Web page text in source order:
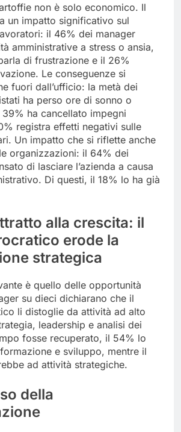
non è solo economico. Il
un impatto significativo sul
il 46% dei manager
amministrative a stress o ansia,
di frustrazione e il 26%
Le conseguenze si
fuori dall’ufficio: la metà dei
ha perso ore di sonno o
ha cancellato impegni
registra effetti negativi sulle
Un impatto che si riflette anche
organizzazioni: il 64% dei
di lasciare l’azienda a causa
Di questi, il 18% lo ha già
alla crescita: il
erode la
strategica
è quello delle opportunità
su dieci dichiarano che il
li distoglie da attività ad alto
leadership e analisi dei
fosse recuperato, il 54% lo
e sviluppo, mentre il
ad attività strategiche.
della